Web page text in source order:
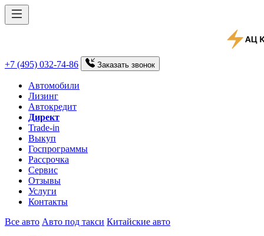
+7 (495) 032-74-86 Заказать звонок
Автомобили
Лизинг
Автокредит
Директ
Trade-in
Выкуп
Госпрограммы
Рассрочка
Сервис
Отзывы
Услуги
Контакты
Все авто Авто под такси Китайские авто